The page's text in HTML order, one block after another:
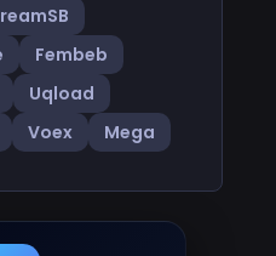
Fembeb
Uqload
Voex Mega